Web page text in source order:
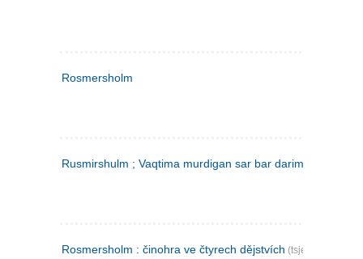
Rosmersholm
Rusmirshulm ; Vaqtima murdigan sar bar darim
Rosmersholm : činohra ve čtyrech dějstvích (tsjekkisk)